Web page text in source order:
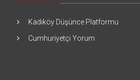
Kadıköy Düşünce Platformu
Cumhuriyetçi Yorum